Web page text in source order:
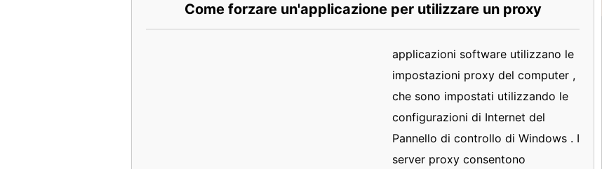
Come forzare un'applicazione per utilizzare un proxy
applicazioni software utilizzano le
impostazioni proxy del computer ,
che sono impostati utilizzando le
configurazioni di Internet del
Pannello di controllo di Windows . I
server proxy consentono